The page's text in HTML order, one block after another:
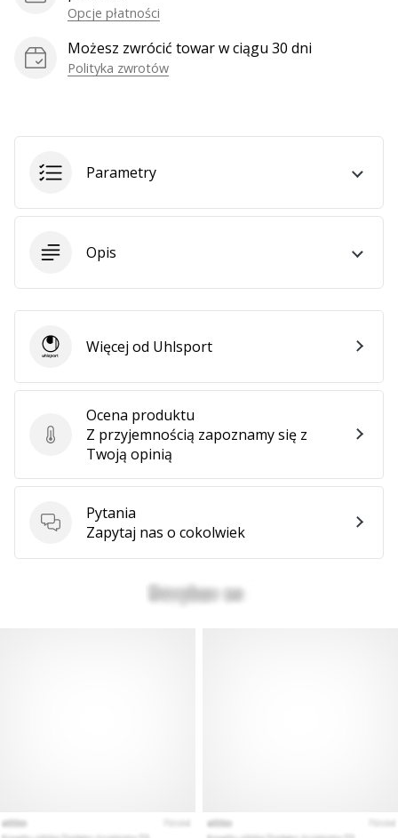
jako
Ambasador
Marki.
wszystkie
artykuły
Opcje płatności
Możesz zwrócić towar w ciągu 30 dni
Polityka zwrotów
Parametry
Opis
Ocena produktu
Ocena produktu
Z przyjemnością zapoznamy się z
Twoją opinią
Pytania
Pytania
Zapytaj nas o cokolwiek
UhlsportWięcej od Uhlsport